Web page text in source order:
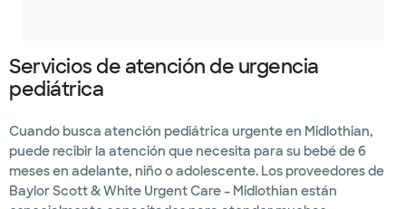
Servicios de atención de urgencia
pediátrica
Cuando busca atención pediátrica urgente en Midlothian,
puede recibir la atención que necesita para su bebé de 6
meses en adelante, niño o adolescente. Los proveedores de
Baylor Scott & White Urgent Care – Midlothian están